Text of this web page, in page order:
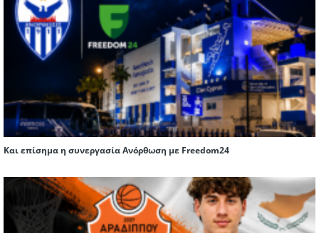
Και επίσημα η συνεργασία Ανόρθωση με Freedom24